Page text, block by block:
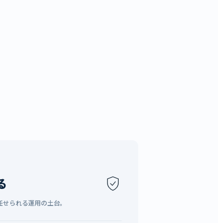
られる運用の土台。